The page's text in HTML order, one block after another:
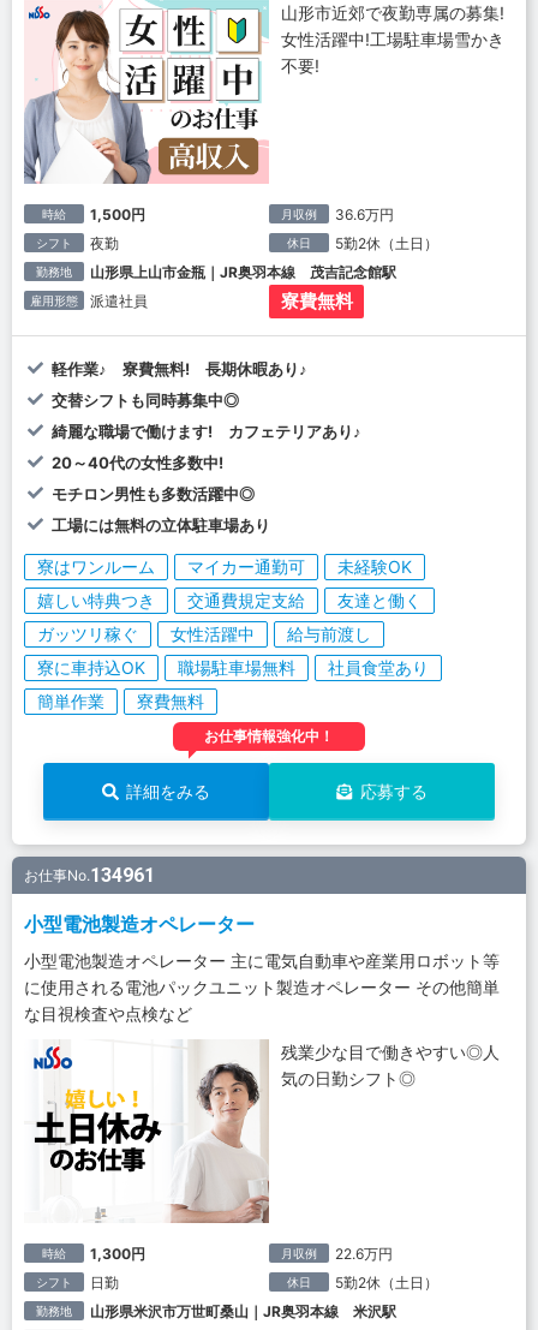
山形市近郊で夜勤専属の募集!
女性活躍中!工場駐車場雪かき
不要!
時給 1,500円 月収例 36.6万円
シフト 夜勤 休日 5勤2休（土日）
勤務地 山形県上山市金瓶｜JR奥羽本線 茂吉記念館駅
雇用形態 派遣社員 寮費無料
軽作業♪ 寮費無料! 長期休暇あり♪
交替シフトも同時募集中◎
綺麗な職場で働けます! カフェテリアあり♪
20～40代の女性多数中!
モチロン男性も多数活躍中◎
工場には無料の立体駐車場あり
寮はワンルーム マイカー通勤可
未経験OK
嬉しい特典つき
交通費規定支給
友達と働く
ガッツリ稼ぐ
女性活躍中
給与前渡し
寮に車持込OK
職場駐車場無料
社員食堂あり
簡単作業
寮費無料
お仕事情報強化中！
詳細をみる 応募する
お仕事No.134961
小型電池製造オペレーター
小型電池製造オペレーター 主に電気自動車や産業用ロボット等
に使用される電池パックユニット製造オペレーター その他簡単
な目視検査や点検など
残業少な目で働きやすい◎人
気の日勤シフト◎
時給 1,300円 月収例 22.6万円
シフト 日勤 休日 5勤2休（土日）
勤務地 山形県米沢市万世町桑山｜JR奥羽本線 米沢駅